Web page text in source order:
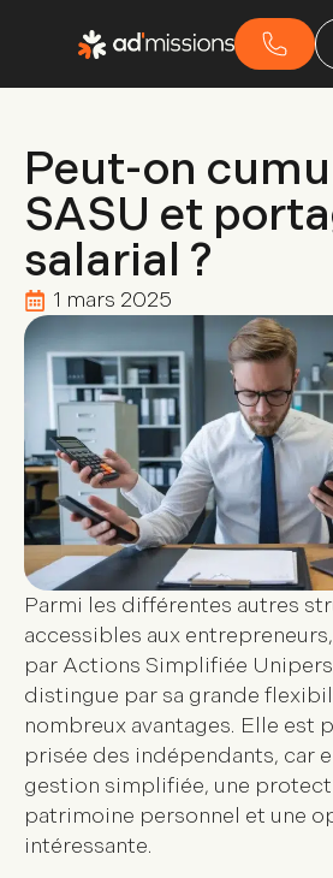
Peut-on
SASU et
salarial ?
1 mars 2025
Parmi les différentes autres
accessibles aux
par Actions Simplifiée
distingue par sa grande
nombreux avantages. Elle est
prisée des indépendants, car
gestion simplifiée, une
patrimoine personnel et une
intéressante.